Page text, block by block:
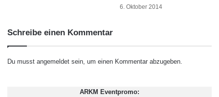
Million Downloads und 250 zahlenden Kunden
nun ohne Frage der am schnellsten
wachsende BPM-Anbieter.”
“Der BPM-Markt konnte in den letzten Jahren
o
m
W
6. Oktober 2014
Schreibe einen Kommentar
Du musst angemeldet sein, um einen Kommentar abzugeben.
ARKM Eventpromo: